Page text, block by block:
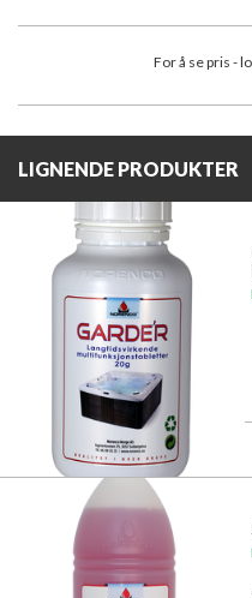
For å se pris -
LIGNENDE PRODUKTER